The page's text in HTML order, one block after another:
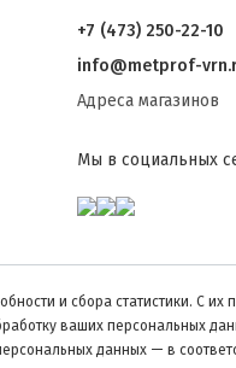
+7 (473) 250-22-10
info@metprof-
Адреса магазинов
Мы в социальных
и сбора статистики. С
ваших персональных
данных — в